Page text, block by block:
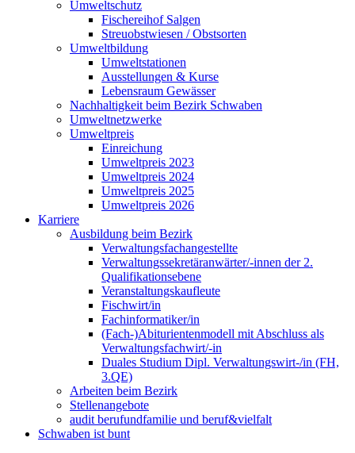
Umweltschutz
Fischereihof Salgen
Streuobstwiesen / Obstsorten
Umweltbildung
Umweltstationen
Ausstellungen & Kurse
Lebensraum Gewässer
Nachhaltigkeit beim Bezirk Schwaben
Umweltnetzwerke
Umweltpreis
Einreichung
Umweltpreis 2023
Umweltpreis 2024
Umweltpreis 2025
Umweltpreis 2026
Karriere
Ausbildung beim Bezirk
Verwaltungsfachangestellte
Verwaltungssekretäranwärter/-innen der 2.
Qualifikationsebene
Veranstaltungskaufleute
Fischwirt/in
Fachinformatiker/in
(Fach-)Abiturientenmodell mit Abschluss als
Verwaltungsfachwirt/-in
Duales Studium Dipl. Verwaltungswirt-/in (FH,
3.QE)
Arbeiten beim Bezirk
Stellenangebote
audit berufundfamilie und beruf&vielfalt
Schwaben ist bunt